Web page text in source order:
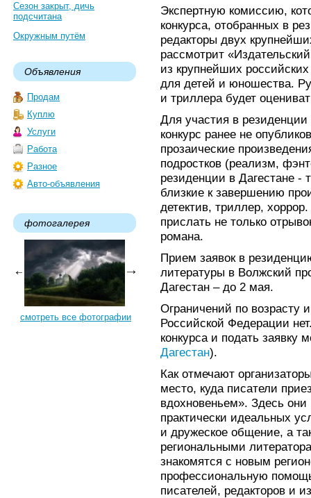
Сезон закрыт, дичь
подсчитана
Окружным путём
Объявления
Продам
Куплю
Услуги
Работа
Разное
Авто-объявления
фотогалерея
смотреть все фотографии
Экспертную комиссию,
конкурса, отобранных в
редакторы двух
рассмотрит
из крупнейших
для детей и юношества.
и триллера будет
Для участия в
конкурс ранее не
прозаические
подростков (реализм,
резиденции в Дагестане -
близкие к завершению
детектив, триллер,
прислать не только
романа.
Прием заявок в
литературы в Волжский
Дагестан – до 2 мая.
Ограничений по возрасту
Российской Федерации
конкурса и подать
Дагестан).
Как отмечают
место, куда писатели
вдохновеньем». Здесь
практически идеальных
и дружеское общение, а
региональными
знакомятся с новым
профессиональную
писателей, редакторов и